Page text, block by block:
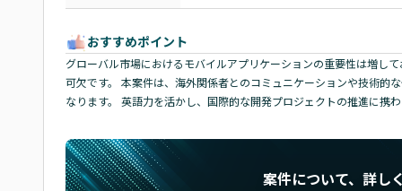
おすすめポイント
グローバル市場におけるモバイルアプリケーションの重要性は増し
可欠です。 本案件は、海外関係者とのコミュニケーションや技術的
なります。 英語力を活かし、国際的な開発プロジェクトの推進に携
案件について、詳し